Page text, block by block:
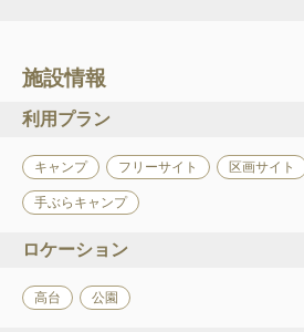
施設情報
利用プラン
キャンプ フリーサイト 区画サイト
手ぶらキャンプ
ロケーション
高台 公園